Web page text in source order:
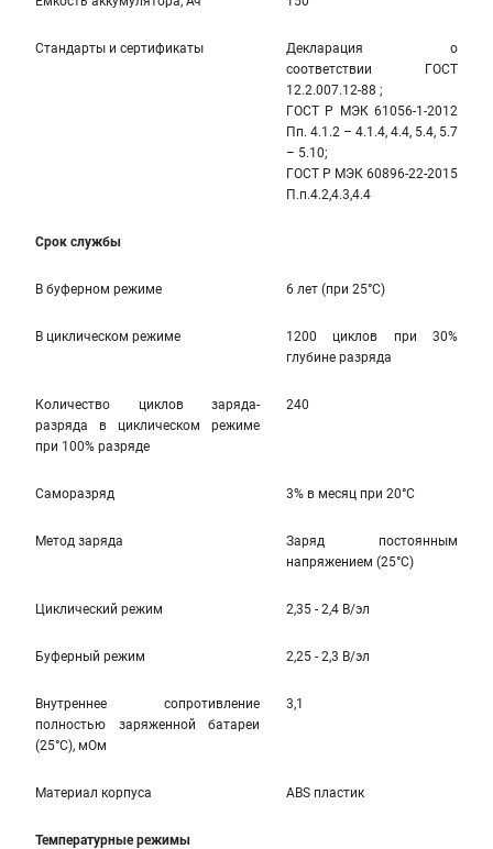
Стандарты и сертификаты
Декларация о
соответствии ГОСТ
12.2.007.12-88 ;
ГОСТ Р МЭК 61056-1-2012
Пп. 4.1.2 – 4.1.4, 4.4, 5.4, 5.7
– 5.10;
ГОСТ Р МЭК 60896-22-2015
П.п.4.2,4.3,4.4
Срок службы
В буферном режиме 6 лет (при 25°С)
В циклическом режиме
1200 циклов при 30%
глубине разряда
Количество циклов заряда-
разряда в циклическом режиме
при 100% разряде
240
Саморазряд 3% в месяц при 20°С
Метод заряда
Заряд постоянным
напряжением (25°С)
Циклический режим 2,35 - 2,4 В/эл
Буферный режим 2,25 - 2,3 В/эл
Внутреннее сопротивление
полностью заряженной батареи
(25°С), мОм
3,1
Материал корпуса ABS пластик
Температурные режимы